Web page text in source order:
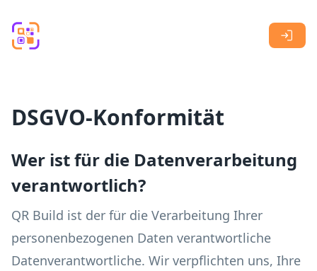
DSGVO-Konformität
Wer ist für die Datenverarbeitung
verantwortlich?
QR Build ist der für die Verarbeitung Ihrer
personenbezogenen Daten verantwortliche
Datenverantwortliche. Wir verpflichten uns, Ihre